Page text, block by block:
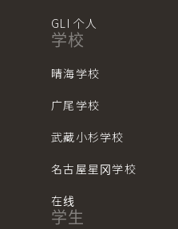
GLI 个人
学校
晴海学校
广尾学校
武藏小杉学校
名古屋星冈学校
在线
学生